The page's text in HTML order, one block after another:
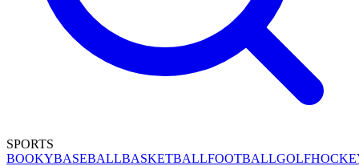
SPORTS
BOOKYBASEBALLBASKETBALLFOOTBALLGOLF